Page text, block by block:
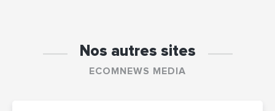
Nos autres sites
ECOMNEWS MEDIA